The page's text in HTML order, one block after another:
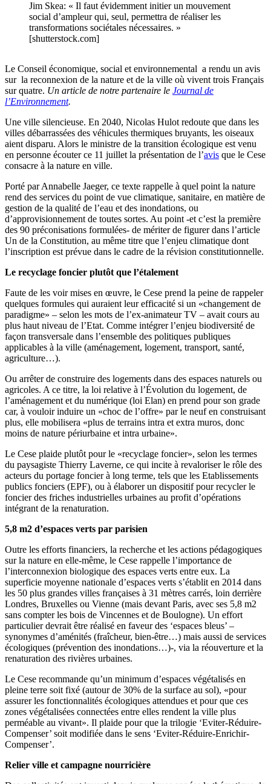
Jim Skea: « Il faut évidemment initier un mouvement
social d’ampleur qui, seul, permettra de réaliser les
transformations sociétales nécessaires. »
[shutterstock.com]
Le Conseil économique, social et environnemental a rendu un avis
sur la reconnexion de la nature et de la ville où vivent trois Français
sur quatre. Un article de notre partenaire le Journal de
l’Environnement.
Une ville silencieuse. En 2040, Nicolas Hulot redoute que dans les
villes débarrassées des véhicules thermiques bruyants, les oiseaux
aient disparu. Alors le ministre de la transition écologique est venu
en personne écouter ce 11 juillet la présentation de l’avis que le Cese
consacre à la nature en ville.
Porté par Annabelle Jaeger, ce texte rappelle à quel point la nature
rend des services du point de vue climatique, sanitaire, en matière de
gestion de la qualité de l’eau et des inondations, ou
d’approvisionnement de toutes sortes. Au point -et c’est la première
des 90 préconisations formulées- de mériter de figurer dans l’article
Un de la Constitution, au même titre que l’enjeu climatique dont
l’inscription est prévue dans le cadre de la révision constitutionnelle.
Le recyclage foncier plutôt que l’étalement
Faute de les voir mises en œuvre, le Cese prend la peine de rappeler
quelques formules qui auraient leur efficacité si un «changement de
paradigme» – selon les mots de l’ex-animateur TV – avait cours au
plus haut niveau de l’Etat. Comme intégrer l’enjeu biodiversité de
façon transversale dans l’ensemble des politiques publiques
applicables à la ville (aménagement, logement, transport, santé,
agriculture…).
Ou arrêter de construire des logements dans des espaces naturels ou
agricoles. A ce titre, la loi relative à l’Évolution du logement, de
l’aménagement et du numérique (loi Elan) en prend pour son grade
car, à vouloir induire un «choc de l’offre» par le neuf en construisant
plus, elle mobilisera «plus de terrains intra et extra muros, donc
moins de nature périurbaine et intra urbaine».
Le Cese plaide plutôt pour le «recyclage foncier», selon les termes
du paysagiste Thierry Laverne, ce qui incite à revaloriser le rôle des
acteurs du portage foncier à long terme, tels que les Etablissements
publics fonciers (EPF), ou à élaborer un dispositif pour recycler le
foncier des friches industrielles urbaines au profit d’opérations
intégrant de la renaturation.
5,8 m2 d’espaces verts par parisien
Outre les efforts financiers, la recherche et les actions pédagogiques
sur la nature en elle-même, le Cese rappelle l’importance de
l’interconnexion biologique des espaces verts entre eux. La
superficie moyenne nationale d’espaces verts s’établit en 2014 dans
les 50 plus grandes villes françaises à 31 mètres carrés, loin derrière
Londres, Bruxelles ou Vienne (mais devant Paris, avec ses 5,8 m2
sans compter les bois de Vincennes et de Boulogne). Un effort
particulier devrait être réalisé en faveur des ‘espaces bleus’ –
synonymes d’aménités (fraîcheur, bien-être…) mais aussi de services
écologiques (prévention des inondations…)-, via la réouverture et la
renaturation des rivières urbaines.
Le Cese recommande qu’un minimum d’espaces végétalisés en
pleine terre soit fixé (autour de 30% de la surface au sol), «pour
assurer les fonctionnalités écologiques attendues et pour que ces
zones végétalisées connectées entre elles rendent la ville plus
perméable au vivant». Il plaide pour que la trilogie ‘Eviter-Réduire-
Compenser’ soit modifiée dans le sens ‘Eviter-Réduire-Enrichir-
Compenser’.
Relier ville et campagne nourricière